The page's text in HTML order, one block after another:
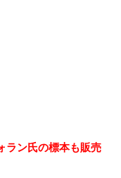
ラン氏の標本も販売